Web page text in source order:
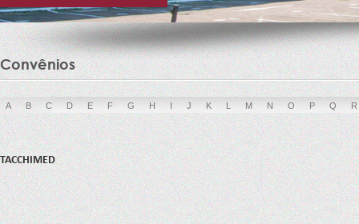
Convênios
A B C D E F G H I J K L M N O P Q R
TACCHIMED